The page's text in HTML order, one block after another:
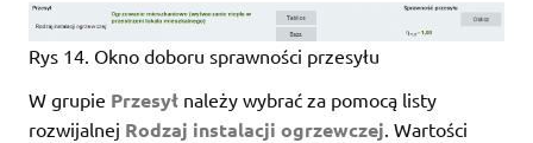
Rys 14. Okno doboru sprawności przesyłu
W grupie Przesył należy wybrać za pomocą listy
rozwijalnej Rodzaj instalacji ogrzewczej . Wartości